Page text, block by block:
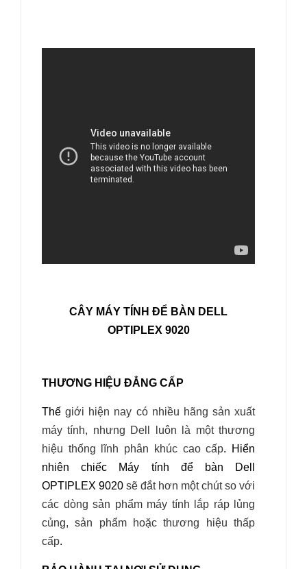
CÂY MÁY TÍNH ĐỂ BÀN DELL
OPTIPLEX 9020
THƯƠNG HIỆU ĐẲNG CẤP
Thếgiới hiện nay có nhiều hãng sản xuất
máy tính, nhưng Dell luôn là một thương
hiệu thống lĩnh phân khúc cao cấp. Hiển
nhiên chiếc Máy tính để bàn Dell
OPTIPLEX 9020 sẽ đắt hơn một chút so với
các dòng sản phẩm máy tính lắp ráp lủng
củng, sản phẩm hoặc thương hiệu thấp
cấp.